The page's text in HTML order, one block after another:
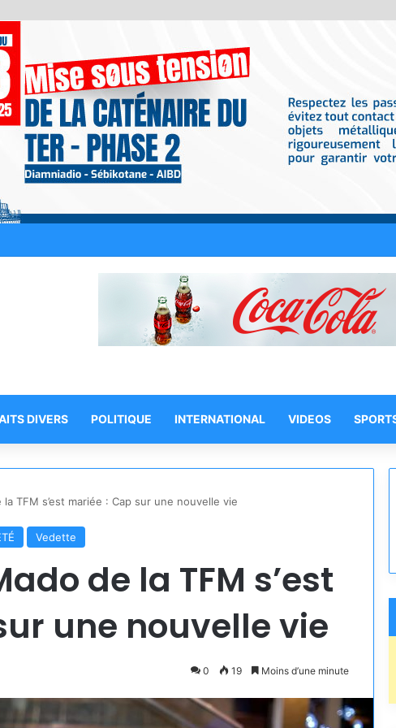
: 4 individus arrêtés pour association de malfaiteurs et tentative de trafic de
DIVERS POLITIQUE INTERNATIONAL VIDEOS
la TFM s’est mariée : Cap sur une nouvelle vie
Vedette
de la TFM s’est
une nouvelle vie
0 19 Moins d’une minute